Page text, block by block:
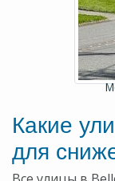
Какие
для